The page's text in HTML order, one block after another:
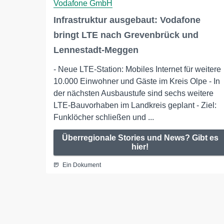
Vodafone GmbH
Infrastruktur ausgebaut: Vodafone
bringt LTE nach Grevenbrück und
Lennestadt-Meggen
- Neue LTE-Station: Mobiles Internet für weitere
10.000 Einwohner und Gäste im Kreis Olpe - In
der nächsten Ausbaustufe sind sechs weitere
LTE-Bauvorhaben im Landkreis geplant - Ziel:
Funklöcher schließen und ...
Überregionale Stories und News? Gibt es
hier!
Ein Dokument